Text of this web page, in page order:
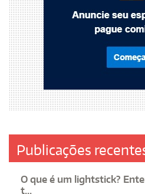
Publicações
O que é um lightstick?
t...